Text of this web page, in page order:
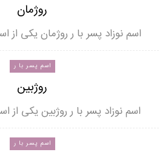
روژمان
اسم نوزاد پسر با ر روژمان یکی
اسم پسر با ر
روژبین
اسم نوزاد پسر با ر روژبین یکی
اسم پسر با ر